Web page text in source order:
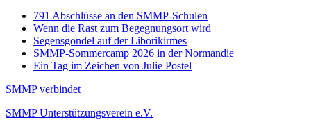
791 Abschlüsse an den SMMP-Schulen
Wenn die Rast zum Begegnungsort wird
Segensgondel auf der Liborikirmes
SMMP-Sommercamp 2026 in der Normandie
Ein Tag im Zeichen von Julie Postel
SMMP verbindet
SMMP Unterstützungsverein e.V.